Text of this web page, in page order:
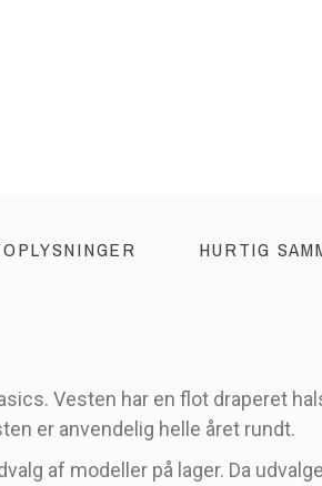
HURTIG
Vesten har en flot draperet
er anvendelig helle året rundt.
af modeller på lager. Da